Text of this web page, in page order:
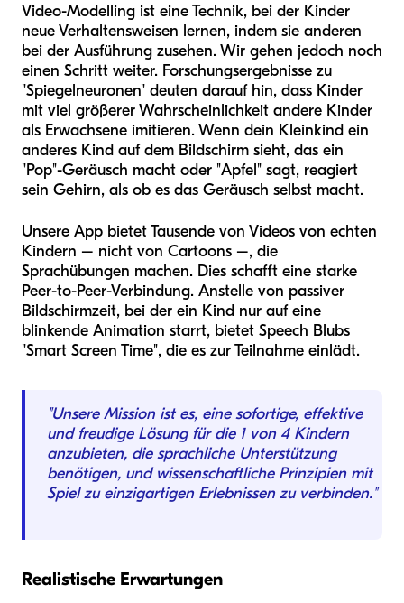
Video-Modelling ist eine Technik, bei der Kinder
neue Verhaltensweisen lernen, indem sie anderen
bei der Ausführung zusehen. Wir gehen jedoch noch
einen Schritt weiter. Forschungsergebnisse zu
"Spiegelneuronen" deuten darauf hin, dass Kinder
mit viel größerer Wahrscheinlichkeit andere Kinder
als Erwachsene imitieren. Wenn dein Kleinkind ein
anderes Kind auf dem Bildschirm sieht, das ein
"Pop"-Geräusch macht oder "Apfel" sagt, reagiert
sein Gehirn, als ob es das Geräusch selbst macht.
Unsere App bietet Tausende von Videos von echten
Kindern – nicht von Cartoons –, die
Sprachübungen machen. Dies schafft eine starke
Peer-to-Peer-Verbindung. Anstelle von passiver
Bildschirmzeit, bei der ein Kind nur auf eine
blinkende Animation starrt, bietet Speech Blubs
"Smart Screen Time", die es zur Teilnahme einlädt.
"Unsere Mission ist es, eine sofortige, effektive
und freudige Lösung für die 1 von 4 Kindern
anzubieten, die sprachliche Unterstützung
benötigen, und wissenschaftliche Prinzipien mit
Spiel zu einzigartigen Erlebnissen zu verbinden."
Realistische Erwartungen